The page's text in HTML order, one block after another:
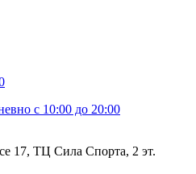
с 10:00 до 20:00
17, ТЦ Сила Спорта, 2 эт.